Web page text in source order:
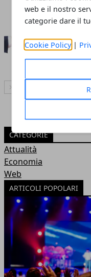
web e il nostro
categorie dare il
Cookie Policy |
Articolo Successivo
CATEGORIE
Attualità
Economia
Web
ARTICOLI POPOLARI